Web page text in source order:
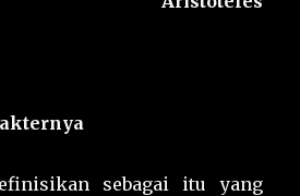
sebagai itu yang